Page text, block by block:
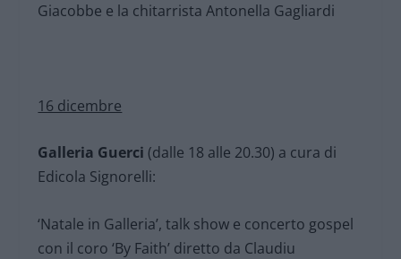
Giacobbe e la chitarrista Antonella Gagliardi
16 dicembre
Galleria Guerci (dalle 18 alle 20.30) a cura di
Edicola Signorelli:
‘Natale in Galleria’, talk show e concerto gospel
con il coro ‘By Faith’ diretto da Claudiu